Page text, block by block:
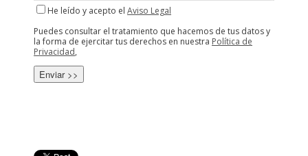
He leído y acepto el Aviso Legal
Puedes consultar el tratamiento que hacemos de tus datos y
la forma de ejercitar tus derechos en nuestra Política de
Privacidad,